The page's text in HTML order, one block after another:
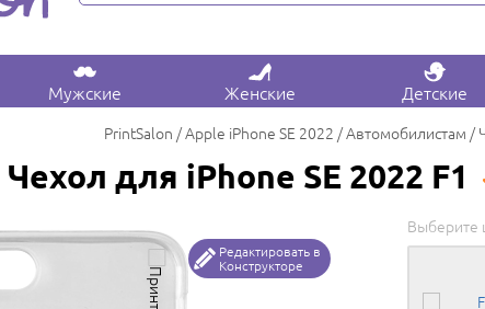
Мужские Женские Детские
PrintSalon Apple iPhone SE 2022 Автомобилистам
Чехол для iPhone SE 2022 F1
Редактировать в
Конструкторе
Выберите